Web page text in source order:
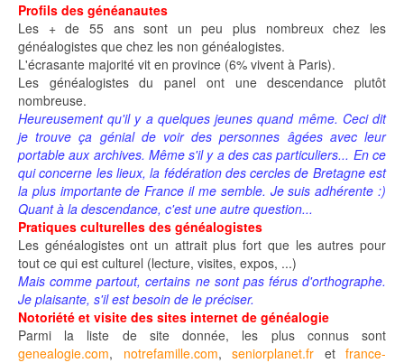
Profils des généanautes
Les + de 55 ans sont un peu plus nombreux chez les
généalogistes que chez les non généalogistes.
L'écrasante majorité vit en province (6% vivent à Paris).
Les généalogistes du panel ont une descendance plutôt
nombreuse.
Heureusement qu'il y a quelques jeunes quand même. Ceci dit
je trouve ça génial de voir des personnes âgées avec leur
portable aux archives. Même s'il y a des cas particuliers... En ce
qui concerne les lieux, la fédération des cercles de Bretagne est
la plus importante de France il me semble. Je suis adhérente :)
Quant à la descendance, c'est une autre question...
Pratiques culturelles des généalogistes
Les généalogistes ont un attrait plus fort que les autres pour
tout ce qui est culturel (lecture, visites, expos, ...)
Mais comme partout, certains ne sont pas férus d'orthographe.
Je plaisante, s'il est besoin de le préciser.
Notoriété et visite des sites internet de généalogie
Parmi la liste de site donnée, les plus connus sont
genealogie.com, notrefamille.com, seniorplanet.fr et france-